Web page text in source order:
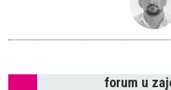
forum u